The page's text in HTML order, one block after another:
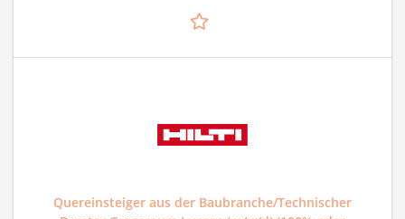
Quereinsteiger aus der Baubranche/Technischer